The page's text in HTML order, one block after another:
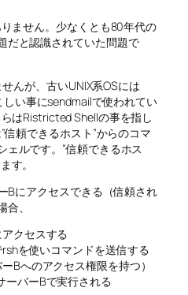
ません。少なくとも80年代の
だと認識されていた問題で
んが、古いUNIX系OSには
い事にsendmailで使われてい
はRistricted Shellの事を指し
信頼できるホスト”からのコマ
ェルです。”信頼できるホス
す。
Bにアクセスできる（信頼され
、
クセスする
を使いコマンドを送信する
Bへのアクセス権限を持つ）
ーバーBで実行される